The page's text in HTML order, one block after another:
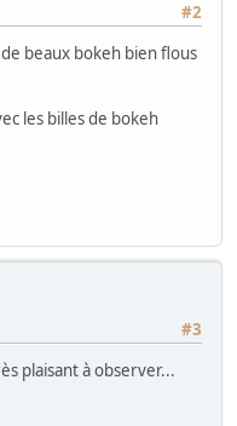
#2
beaux bokeh bien flous
les billes de bokeh
#3
plaisant à observer...